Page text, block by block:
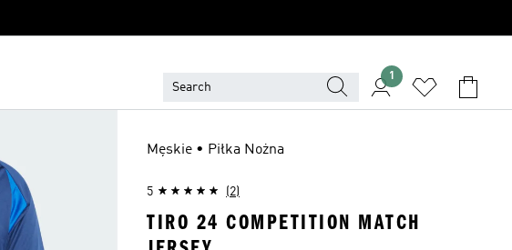
1
Męskie • Piłka Nożna
5 (2)
TIRO 24 COMPETITION MATCH